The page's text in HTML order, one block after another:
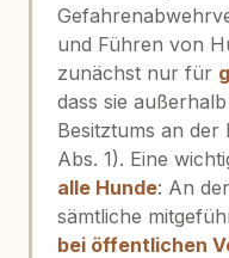
und Führen von
zunächst nur für
dass sie
Besitztums an
Abs. 1). Eine
alle Hunde: An
sämtliche
bei öffentlichen